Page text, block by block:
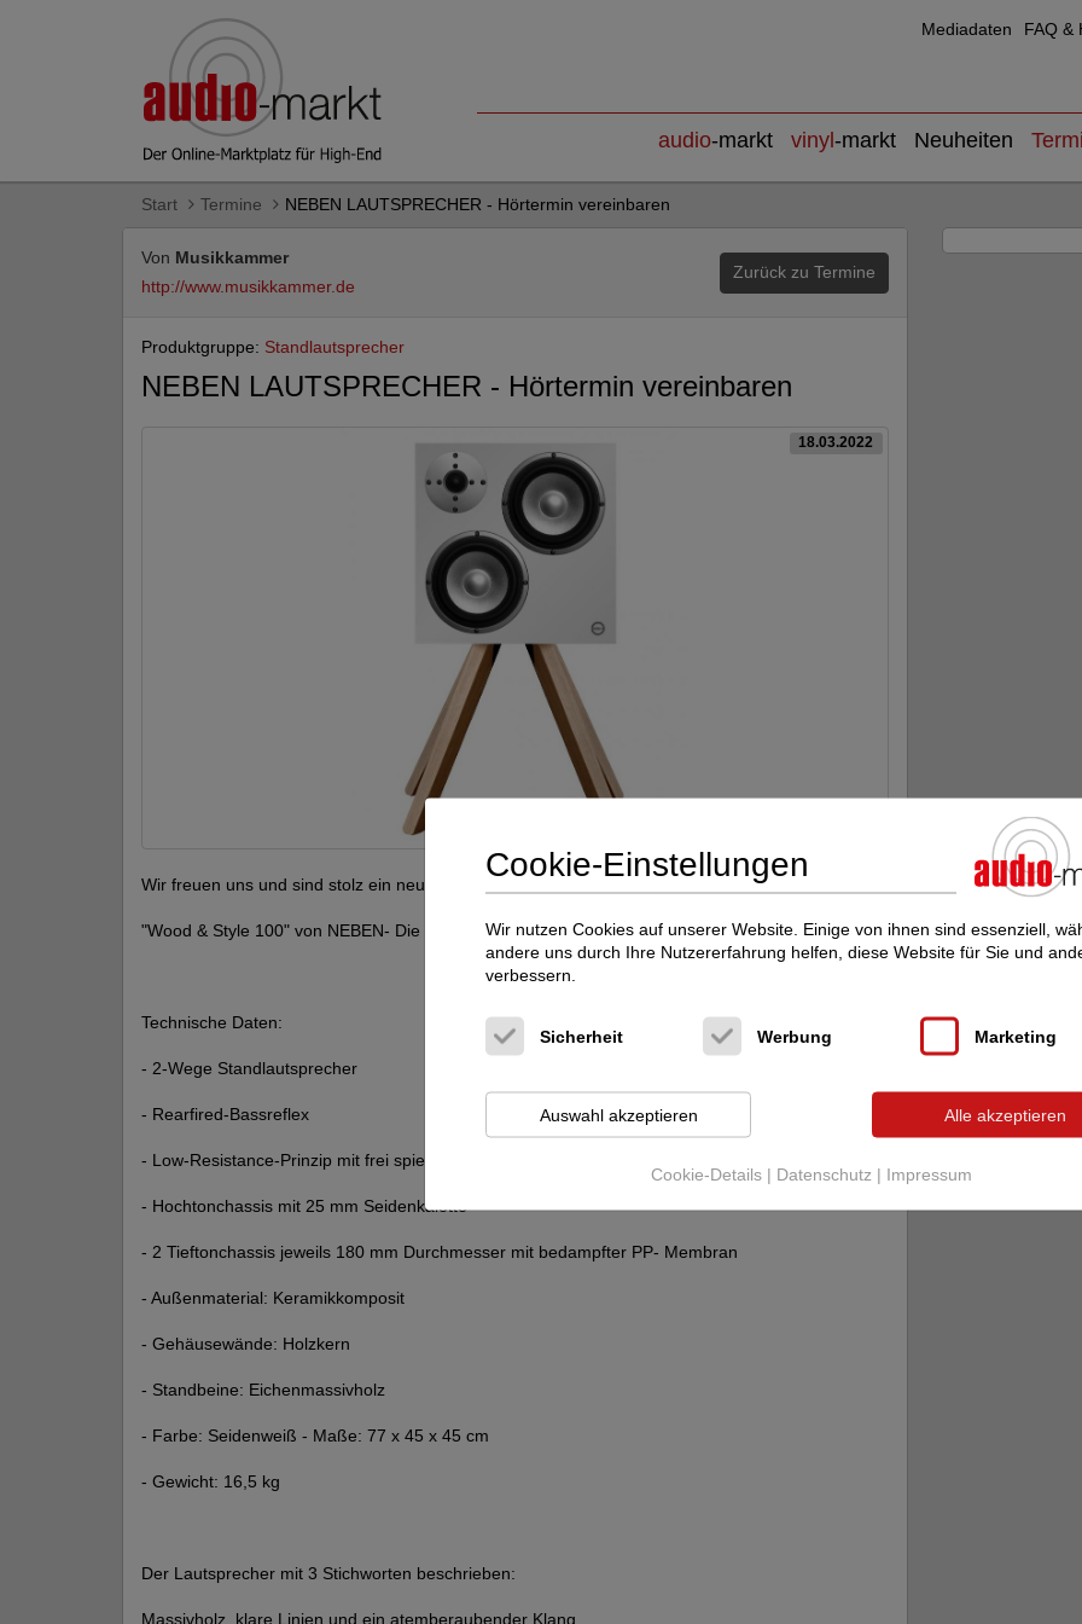
Mediadaten FAQ &
audio-markt vinyl -markt Neuheiten
Start Termine NEBEN LAUTSPRECHER - Hörtermin vereinbaren
Von Musikkammer
http://www.musikkammer.de
Zurück zu Termine
Produktgruppe: Standlautsprecher
NEBEN LAUTSPRECHER - Hörtermin vereinbaren
18.03.2022
Wir freuen uns und sind stolz ein neues Lautsprecher Produkt präsentieren zu dürfen.
"Wood & Style 100" von NEBEN- Die Lautsprechermanufaktur aus Siegen.
Technische Daten:
- 2-Wege Standlautsprecher
- Rearfired-Bassreflex
- Low-Resistance-Prinzip mit frei spielendem Tiefmitteltönern
- Hochtonchassis mit 25 mm Seidenkalotte
- 2 Tieftonchassis jeweils 180 mm Durchmesser mit bedampfter PP- Membran
- Außenmaterial: Keramikkomposit
- Gehäusewände: Holzkern
- Standbeine: Eichenmassivholz
- Farbe: Seidenweiß - Maße: 77 x 45 x 45 cm
- Gewicht: 16,5 kg
Der Lautsprecher mit 3 Stichworten beschrieben:
Massivholz, klare Linien und ein atemberaubender Klang
Cookie-Einstellungen
Wir nutzen Cookies auf unserer Website. Einige von ihnen sind essenziell,
andere uns durch Ihre Nutzererfahrung helfen, diese Website für Sie und
verbessern.
Cookie-Details | Datenschutz | Impressum
Sicherheit Werbung Marketing
Auswahl akzeptieren Alle akzeptieren